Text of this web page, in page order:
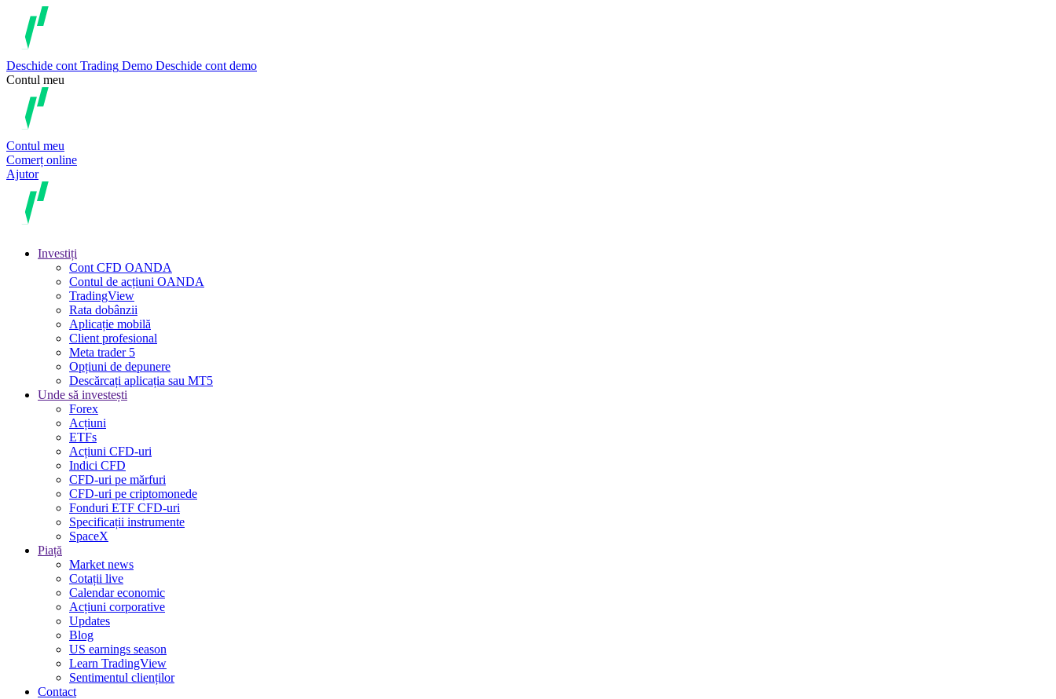
Deschide cont Trading Demo Deschide cont demo
Contul meu
Contul meu
Comerț online
Ajutor
Investiți
Cont CFD OANDA
Contul de acțiuni OANDA
TradingView
Rata dobânzii
Aplicație mobilă
Client profesional
Meta trader 5
Opțiuni de depunere
Descărcați aplicația sau MT5
Unde să investești
Forex
Acțiuni
ETFs
Acțiuni CFD-uri
Indici CFD
CFD-uri pe mărfuri
CFD-uri pe criptomonede
Fonduri ETF CFD-uri
Specificații instrumente
SpaceX
Piață
Market news
Cotații live
Calendar economic
Acțiuni corporative
Updates
Blog
US earnings season
Learn TradingView
Sentimentul clienților
Contact